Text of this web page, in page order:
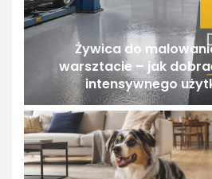
Żywica do
warsztacie – jak
intensywnego